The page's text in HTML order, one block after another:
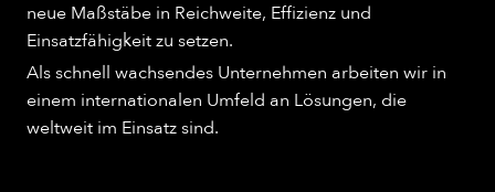
neue Maßstäbe in Reichweite, Effizienz und
Einsatzfähigkeit zu setzen.
Als schnell wachsendes Unternehmen arbeiten wir in
einem internationalen Umfeld an Lösungen, die
weltweit im Einsatz sind.